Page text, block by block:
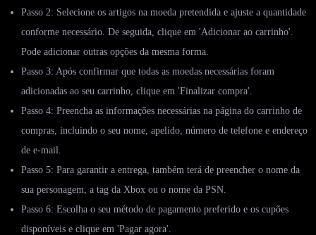
Passo 2: Selecione os artigos na moeda pretendida e ajuste a quantidade
conforme necessário. De seguida, clique em 'Adicionar ao carrinho'.
Pode adicionar outras opções da mesma forma.
Passo 3: Após confirmar que todas as moedas necessárias foram
adicionadas ao seu carrinho, clique em 'Finalizar compra'.
Passo 4: Preencha as informações necessárias na página do carrinho de
compras, incluindo o seu nome, apelido, número de telefone e endereço
de e-mail.
Passo 5: Para garantir a entrega, também terá de preencher o nome da
sua personagem, a tag da Xbox ou o nome da PSN.
Passo 6: Escolha o seu método de pagamento preferido e os cupões
disponíveis e clique em 'Pagar agora'.